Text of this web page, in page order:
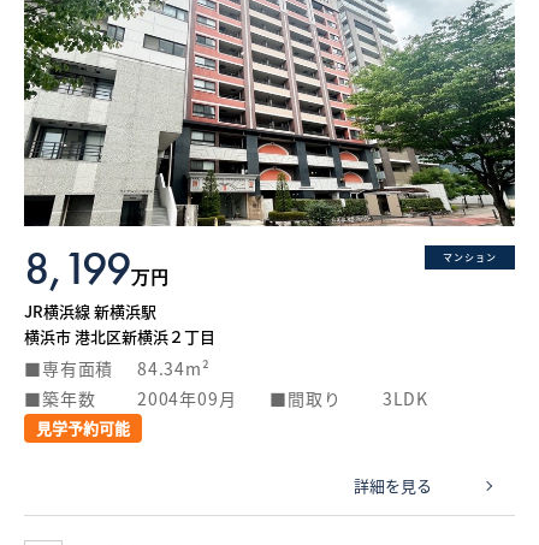
What’s MIRAKARE
スペシャルムービーを見る
マンション
8,199万円
JR横浜線 新横浜駅
横浜市 港北区新横浜２丁目
専有面積
84.34m²
築年数
2004年09月 間取り 3LDK
見学予約可能
詳細を見る